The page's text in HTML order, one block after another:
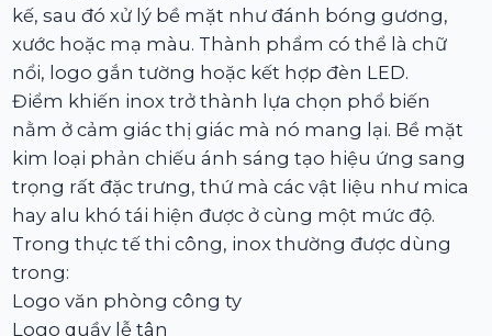
kế, sau đó xử lý bề mặt như đánh bóng gương,
xước hoặc mạ màu. Thành phẩm có thể là chữ
nổi, logo gắn tường hoặc kết hợp đèn LED.
Điểm khiến inox trở thành lựa chọn phổ biến
nằm ở cảm giác thị giác mà nó mang lại. Bề mặt
kim loại phản chiếu ánh sáng tạo hiệu ứng sang
trọng rất đặc trưng, thứ mà các vật liệu như mica
hay alu khó tái hiện được ở cùng một mức độ.
Trong thực tế thi công, inox thường được dùng
trong:
Logo văn phòng công ty
Logo quầy lễ tân